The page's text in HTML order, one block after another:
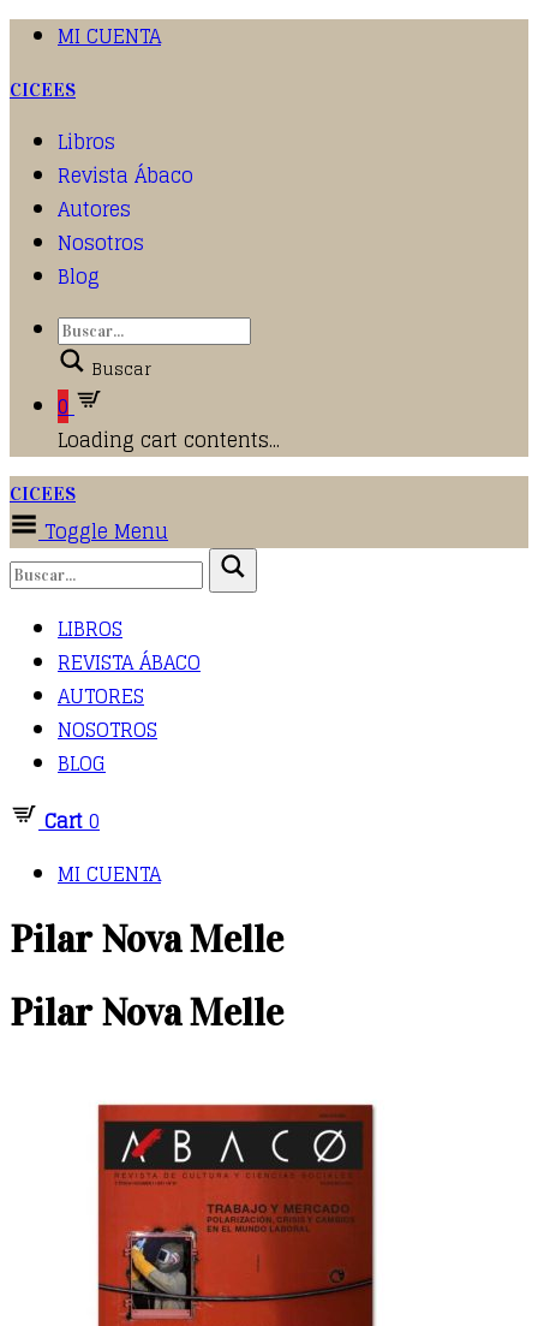
MI CUENTA
CICEES
Libros
Revista Ábaco
Autores
Nosotros
Blog
Buscar
0
Loading cart contents...
CICEES
Toggle Menu
LIBROS
REVISTA ÁBACO
AUTORES
NOSOTROS
BLOG
Cart0
MI CUENTA
Pilar Nova Melle
Pilar Nova Melle